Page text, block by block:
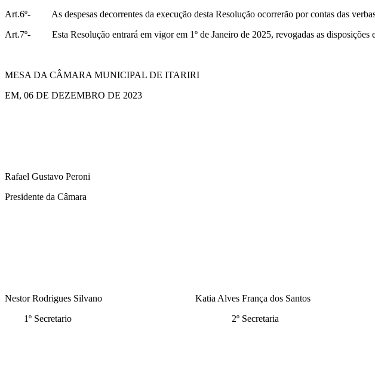
Art.6º- As despesas decorrentes da execução desta Resolução ocorrerão por contas das
Art.7º- Esta Resolução entrará em vigor em 1º de Janeiro de 2025, revogadas as disposições
MESA DA CÂMARA MUNICIPAL DE ITARIRI
EM, 06 DE DEZEMBRO DE 2023
Rafael Gustavo Peroni
Presidente da Câmara
Nestor Rodrigues Silvano Katia Alves França dos Santos
1º Secretario 2º Secretaria